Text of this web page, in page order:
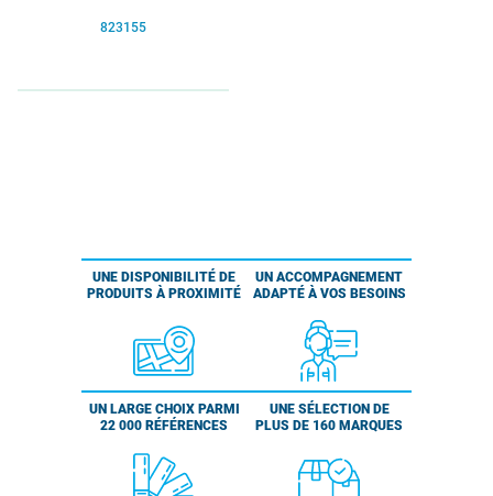
823155
UNE DISPONIBILITÉ DE
PRODUITS À PROXIMITÉ
UN ACCOMPAGNEMENT
ADAPTÉ À VOS BESOINS
UN LARGE CHOIX PARMI
22 000 RÉFÉRENCES
UNE SÉLECTION DE
PLUS DE 160 MARQUES